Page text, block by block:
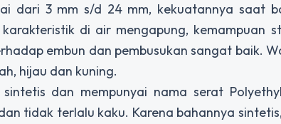
dari 3 mm s/d 24 mm, kekuatannya saat
di air mengapung, kemampuan
embun dan pembusukan sangat baik.
hijau dan kuning.
dan mempunyai nama serat
tidak terlalu kaku. Karena bahannya